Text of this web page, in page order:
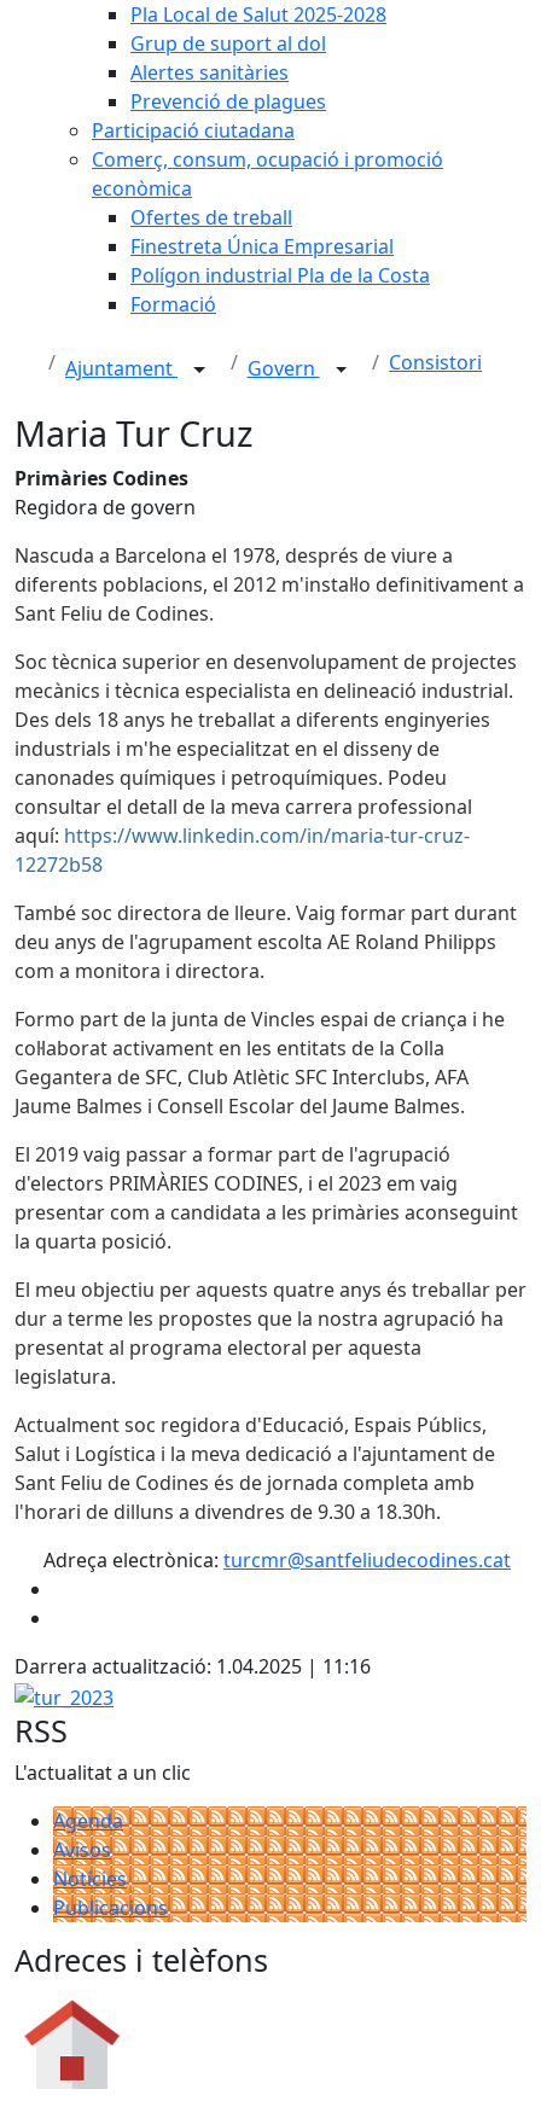
Pla Local de Salut 2025-2028
Grup de suport al dol
Alertes sanitàries
Prevenció de plagues
Participació ciutadana
Comerç, consum, ocupació i promoció
econòmica
Ofertes de treball
Finestreta Única Empresarial
Polígon industrial Pla de la Costa
Formació
Ajuntament Govern Consistori
Maria Tur Cruz
Primàries Codines
Regidora de govern
Nascuda a Barcelona el 1978, després de viure a
diferents poblacions, el 2012 m'instal·lo definitivament a
Sant Feliu de Codines.
Soc tècnica superior en desenvolupament de projectes
mecànics i tècnica especialista en delineació industrial.
Des dels 18 anys he treballat a diferents enginyeries
industrials i m'he especialitzat en el disseny de
canonades químiques i petroquímiques. Podeu
consultar el detall de la meva carrera professional
aquí: https://www.linkedin.com/in/maria-tur-cruz-
12272b58
També soc directora de lleure. Vaig formar part durant
deu anys de l'agrupament escolta AE Roland Philipps
com a monitora i directora.
Formo part de la junta de Vincles espai de criança i he
col·laborat activament en les entitats de la Colla
Gegantera de SFC, Club Atlètic SFC Interclubs, AFA
Jaume Balmes i Consell Escolar del Jaume Balmes.
El 2019 vaig passar a formar part de l'agrupació
d'electors PRIMÀRIES CODINES, i el 2023 em vaig
presentar com a candidata a les primàries aconseguint
la quarta posició.
El meu objectiu per aquests quatre anys és treballar per
dur a terme les propostes que la nostra agrupació ha
presentat al programa electoral per aquesta
legislatura.
Actualment soc regidora d'Educació, Espais Públics,
Salut i Logística i la meva dedicació a l'ajuntament de
Sant Feliu de Codines és de jornada completa amb
l'horari de dilluns a divendres de 9.30 a 18.30h.
Adreça electrònica: turcmr@santfeliudecodines.cat
Darrera actualització: 1.04.2025 | 11:16
tur_2023
RSS
L'actualitat a un clic
Agenda
Avisos
Notícies
Publicacions
Adreces i telèfons